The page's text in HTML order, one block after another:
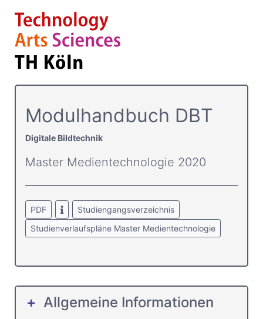
Modulhandbuch DBT
Digitale Bildtechnik
Master Medientechnologie 2020
PDF
Studiengangsverzeichnis
Studienverlaufspläne Master Medientechnologie
Allgemeine Informationen